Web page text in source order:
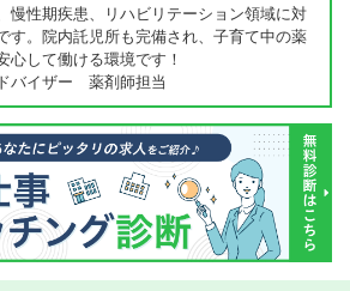
慢性期疾患、リハビリテーション領域に対
す。院内託児所も完備され、子育て中の薬
心して働ける環境です！
バイザー 薬剤師担当